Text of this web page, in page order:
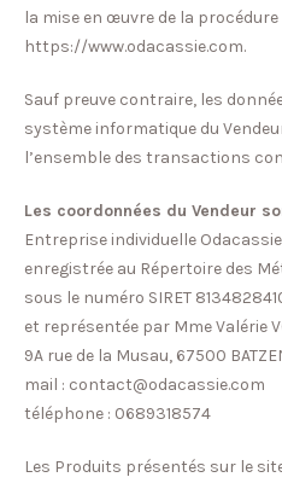
la mise en œuvre de la
https://www.odacassie.com.
Sauf preuve contraire, les
système informatique du
l’ensemble des transactions
Les coordonnées du Vendeur
Entreprise individuelle
enregistrée au Répertoire des
sous le numéro SIRET
et représentée par Mme Valérie
9A rue de la Musau, 67500
mail : contact@odacassie.com
téléphone : 0689318574
Les Produits présentés sur le